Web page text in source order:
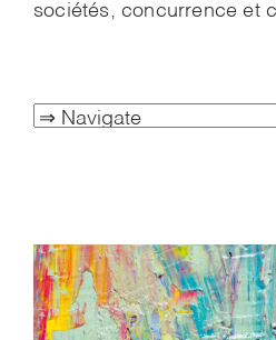
sociétés, concurrence et